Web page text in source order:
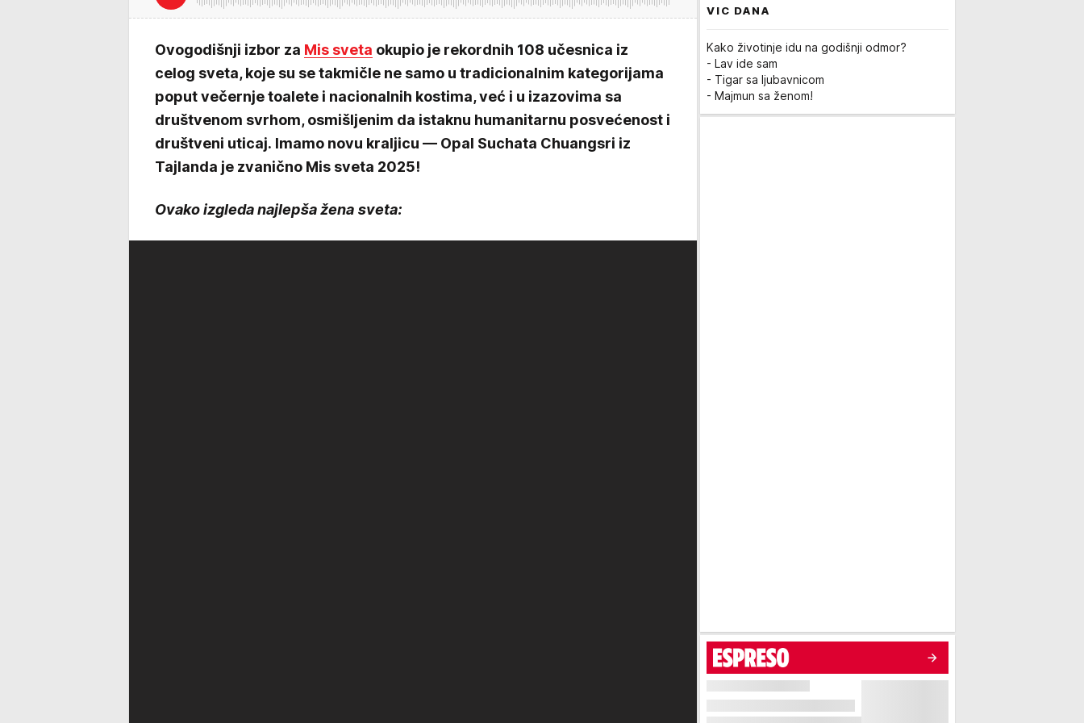
Ovogodišnji izbor za Mis sveta okupio je rekordnih 108 učesnica iz
celog sveta, koje su se takmičle ne samo u tradicionalnim kategorijama
poput večernje toalete i nacionalnih kostima, već i u izazovima sa
društvenom svrhom, osmišljenim da istaknu humanitarnu posvećenost i
društveni uticaj. Imamo novu kraljicu — Opal Suchata Chuangsri iz
Tajlanda je zvanično Mis sveta 2025!
Ovako izgleda najlepša žena sveta:
VIC DANA
Kako životinje idu na godišnji odmor?
- Lav ide sam
- Tigar sa ljubavnicom
- Majmun sa ženom!